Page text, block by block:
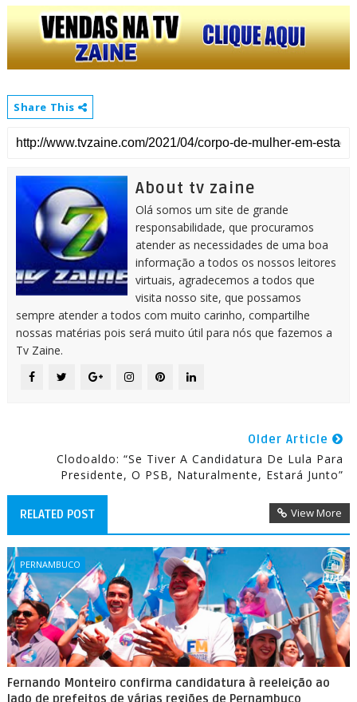
Share This
About tv zaine
Olá somos um site de grande
responsabilidade, que procuramos
atender as necessidades de uma boa
informação a todos os nossos leitores
virtuais, agradecemos a todos que
visita nosso site, que possamos
sempre atender a todos com muito carinho, compartilhe
nossas matérias pois será muito útil para nós que fazemos a
Tv Zaine.
Older Article
Clodoaldo: “Se Tiver A Candidatura De Lula Para
Presidente, O PSB, Naturalmente, Estará Junto”
RELATED POST View More
PERNAMBUCO
Fernando Monteiro confirma candidatura à reeleição ao
lado de prefeitos de várias regiões de Pernambuco